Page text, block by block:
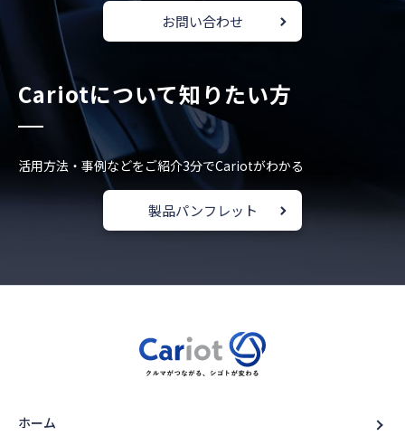
お問い合わせ
Cariotについて知りたい方
活用方法・事例などをご紹介3分でCariotがわかる
製品パンフレット
ホーム